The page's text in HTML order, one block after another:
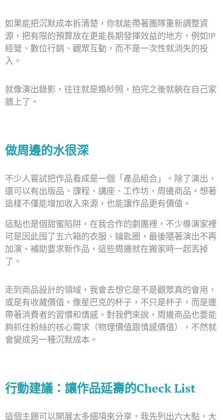
如果能把沉默成本拆清楚，你就能帶著團隊重新調整資
源，把有限的預算放在更能長期發揮效益的地方，例如IP
經營、數位行銷、觀眾互動，而不是一次性就消失的投
入。
就像演出錄影，往往就是婚紗照，拍完之後就躺在自己家
牆上了。
做周邊的水很深
不少人嘗試把作品看成是一個「產品組合」。除了演出，
還可以有出版品、課程、講座、工作坊、周邊商品。想著
這樣不僅能增加收入來源，也能讓作品更有價值。
這點也是個甜蜜陷阱，在我合作的劇團裡，不少導演家裡
可是因此囤了五六箱的衣服、鑰匙圈，最後隨著演出不再
加演、補助要求新作品，這些周邊就在搬家時一起丟掉
了。
走到商品設計的領域，我會去想它是不是觀眾真的會用，
或是有收藏價值。像星巴克的杯子，不只是杯子，而是連
帶著消費者的習慣和情感。對我們來說，周邊商品也要能
夠抓住粉絲的核心需求（物理價值跟情感價值），不然就
會變成另一種沉默成本。
行動建議：讓作品延壽的Check List
這個主題可以開展太多細項來分享，我先列出六大點，大